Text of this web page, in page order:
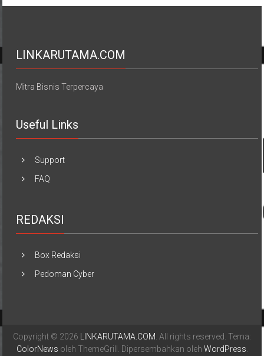
LINKARUTAMA.COM
Mitra Bisnis Terpercaya
Useful Links
Support
FAQ
REDAKSI
Box Redaksi
Pedoman Cyber
Copyright © 2026 LINKARUTAMA.COM . All rights reserved. Tema:
ColorNews oleh ThemeGrill. Dipersembahkan oleh WordPress